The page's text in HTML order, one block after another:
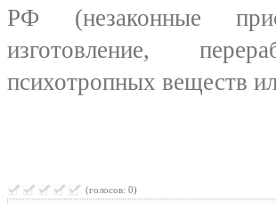
РФ (незаконные
изготовление,
психотропных веществ
(голосов: 0)